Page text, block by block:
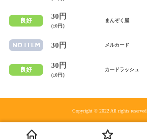
良好
30円
(±0円）
まんぞく屋
NO ITEM 30円 メルカード
良好
30円
(±0円）
カードラッシュ
Copyright © 2022 All rights reserved.